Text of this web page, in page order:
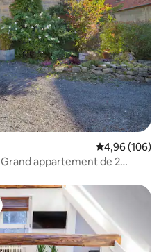
Évaluation
4,96 (106)
appartement de 2